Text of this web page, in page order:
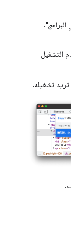
التشغيل
تشغيله.